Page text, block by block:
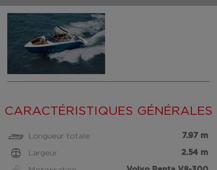
CARACTÉRISTIQUES GÉNÉRALES
Longueur totale 7.97 m
Largeur 2.54 m